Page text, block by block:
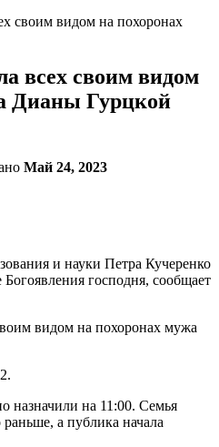
своим видом на похоронах
всех своим видом
Дианы Гурцкой
Май 24, 2023
и науки Петра Кучеренко
господня, сообщает
назначили на 11:00. Семья
а публика начала